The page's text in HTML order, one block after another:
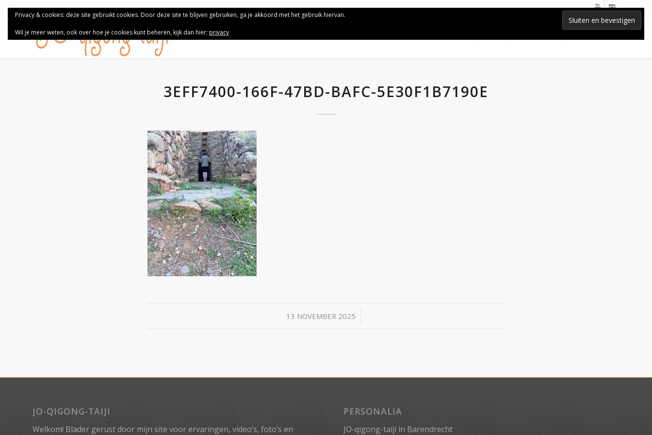
3EFF7400-166F-47BD-BAFC-5E30F1B7190E
13 NOVEMBER 2025
/
JO-QIGONG-TAIJI
Welkom! Blader gerust door mijn site voor ervaringen, video’s, foto’s en
PERSONALIA
JO-qigong-taiji in Barendrecht
Privacy & cookies: deze site gebruikt cookies. Door deze site te blijven gebruiken, ga je akkoord met het gebruik hiervan.
Wil je meer weten, ook over hoe je cookies kunt beheren, kijk dan hier: privacy